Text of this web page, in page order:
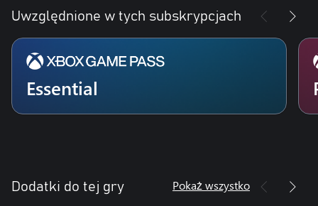
Uwzględnione w tych subskrypcjach
Essential
Dodatki do tej gry Pokaż wszystko